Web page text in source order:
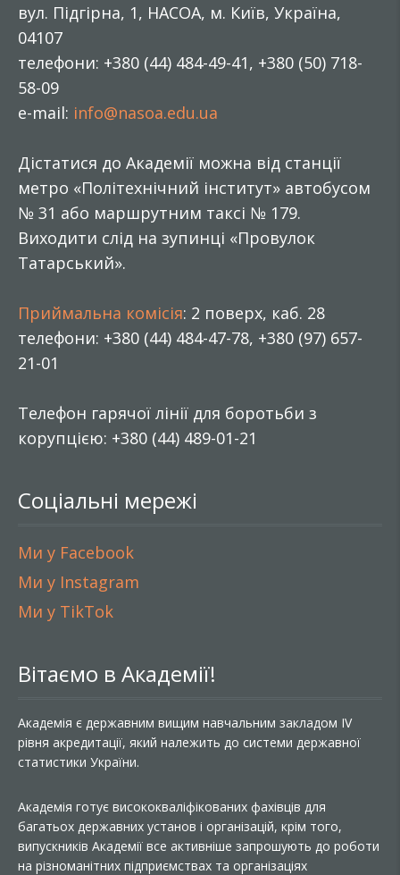
вул. Підгірна, 1, НАСОА, м. Київ, Україна,
04107
телефони: +380 (44) 484-49-41, +380 (50) 718-
58-09
e-mail: info@nasoa.edu.ua
Дістатися до Академії можна від станції
метро «Політехнічний інститут» автобусом
№ 31 або маршрутним таксі № 179.
Виходити слід на зупинці «Провулок
Татарський».
Приймальна комісія: 2 поверх, каб. 28
телефони: +380 (44) 484-47-78, +380 (97) 657-
21-01
Телефон гарячої лінії для боротьби з
корупцією: +380 (44) 489-01-21
Соціальні мережі
Ми у Facebook
Ми у Instagram
Ми у TikTok
Вітаємо в Академії!
Академія є державним вищим навчальним закладом IV
рівня акредитації, який належить до системи державної
статистики України.
Академія готує висококваліфікованих фахівців для
багатьох державних установ і організацій, крім того,
випускників Академії все активніше запрошують до роботи
на різноманітних підприємствах та організаціях